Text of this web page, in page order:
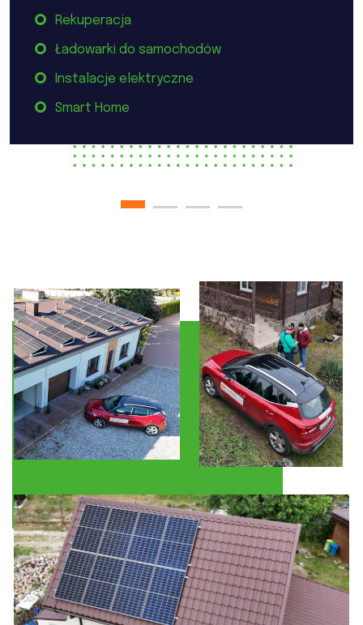
Rekuperacja
Ładowarki do samochodów
Instalacje elektryczne
Smart Home